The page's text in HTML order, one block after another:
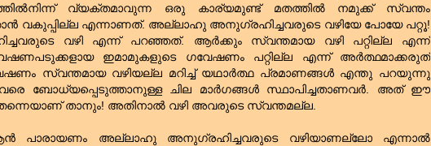
വ്യക്തമാവുന്ന ഒരു കാര്യമുണ്ട്‌ മതത്തില്‍ നമുക്ക്‌ സ്വന്തം
വകുപ്പില്ല എന്നാണത്‌. അല്ലാഹു അനുഗ്രഹിച്ചവരുടെ വഴിയേ പോയേ പറ്റൂ!
വഴി എന്ന് പറഞ്ഞത്‌. ആര്‍ക്കും സ്വന്തമായ വഴി പറ്റില്ല എന്ന്
ഇമാമുകളുടെ ഗവേഷണം പറ്റില്ല എന്ന് അര്‍ത്ഥമാക്കരുത്‌
സ്വന്തമായ വഴിയല്ല മറിച്ച്‌ യഥാര്‍ത്ഥ പ്രമാണങ്ങള്‍ എന്തു പറയുന്നു
ബോധ്യപ്പെടുത്താനുള്ള ചില മാര്‍ഗങ്ങള്‍ സ്ഥാപിച്ചതാണവര്‍. അത്‌ ഈ
താനും! അതിനാല്‍ വഴി അവരുടെ സ്വന്തമല്ല.
പാരായണം അല്ലാഹു അനുഗ്രഹിച്ചവരുടെ വഴിയാണല്ലോ എന്നാല്‍